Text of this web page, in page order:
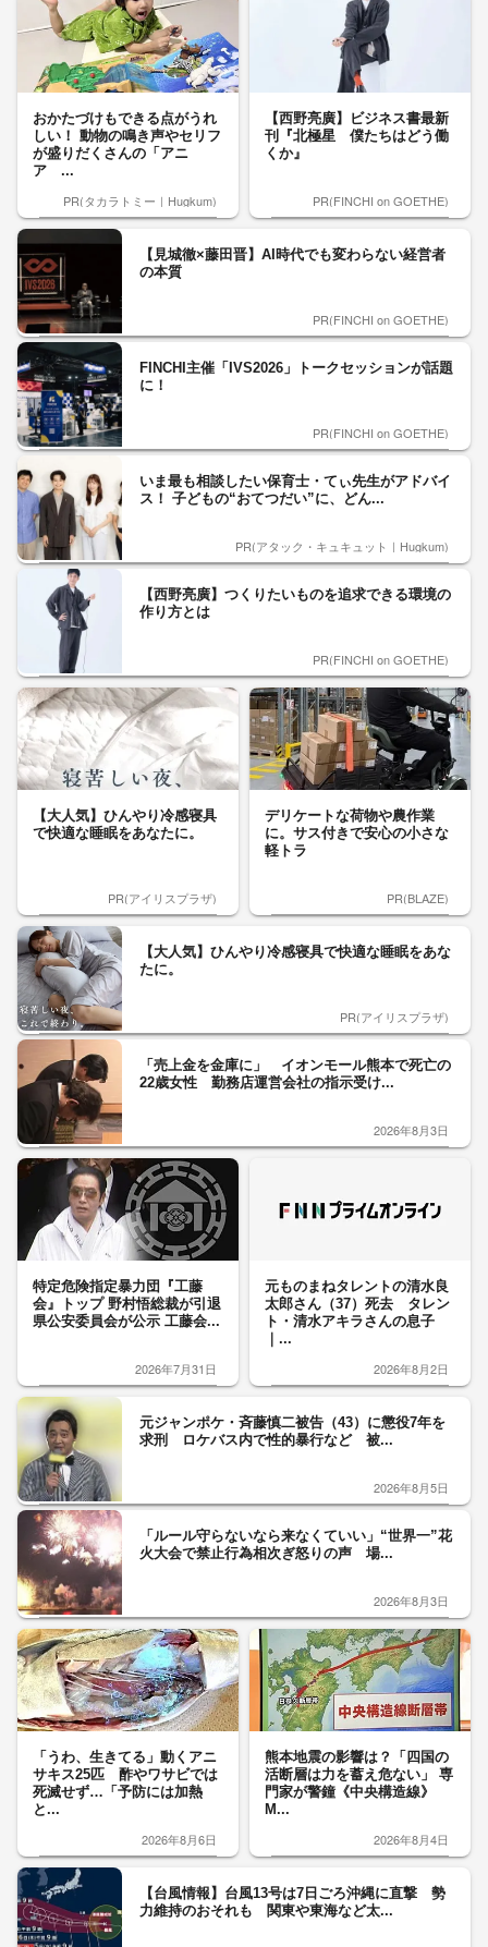
おかたづけもできる点がうれ
しい！ 動物の鳴き声やセリフ
が盛りだくさんの「アニ
ア ...
PR(タカラトミー｜Hugkum)
【西野亮廣】ビジネス書最新
刊『北極星 僕たちはどう働
くか』
PR(FINCHI on GOETHE)
【見城徹×藤田晋】AI時代でも変わらない経営者
の本質
PR(FINCHI on GOETHE)
FINCHI主催「IVS2026」トークセッションが話題
に！
PR(FINCHI on GOETHE)
いま最も相談したい保育士・てぃ先生がアドバイ
ス！ 子どもの“おてつだい”に、どん...
PR(アタック・キュキュット｜Hugkum)
【西野亮廣】つくりたいものを追求できる環境の
作り方とは
PR(FINCHI on GOETHE)
【大人気】ひんやり冷感寝具
で快適な睡眠をあなたに。
PR(アイリスプラザ)
デリケートな荷物や農作業
に。サス付きで安心の小さな
軽トラ
PR(BLAZE)
【大人気】ひんやり冷感寝具で快適な睡眠をあな
たに。
PR(アイリスプラザ)
「売上金を金庫に」 イオンモール熊本で死亡の
22歳女性 勤務店運営会社の指示受け...
2026年8月3日
特定危険指定暴力団『工藤
会』トップ 野村悟総裁が引退
県公安委員会が公示 工藤会...
2026年7月31日
元ものまねタレントの清水良
太郎さん（37）死去 タレン
ト・清水アキラさんの息子
｜...
2026年8月2日
元ジャンポケ・斉藤慎二被告（43）に懲役7年を
求刑 ロケバス内で性的暴行など 被...
2026年8月5日
「ルール守らないなら来なくていい」“世界一”花
火大会で禁止行為相次ぎ怒りの声 場...
2026年8月3日
「うわ、生きてる」動くアニ
サキス25匹 酢やワサビでは
死滅せず…「予防には加熱
と...
2026年8月6日
熊本地震の影響は？「四国の
活断層は力を蓄え危ない」 専
門家が警鐘《中央構造線》
M...
2026年8月4日
【台風情報】台風13号は7日ごろ沖縄に直撃 勢
力維持のおそれも 関東や東海など太...